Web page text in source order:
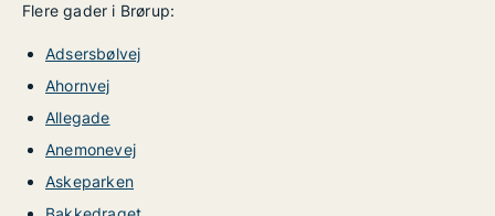
Flere gader i Brørup:
Adsersbølvej
Ahornvej
Allegade
Anemonevej
Askeparken